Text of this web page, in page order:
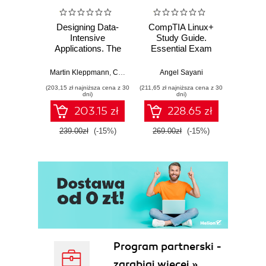
Blocks
Cells
Internal Table Operations
Minor compaction
Major compaction
Splits (Auto-Sharding)
Balancing
Dependencies
Thrift Server
REST Server
Monitoring Tools
Cloudera Manager
Apache Ambari
Designing Data-
Intensive
Applications. The
Reliable, Scalable,
Systems. 2nd
Edition
Martin Kleppmann Chris Riccomini
(203,15 zł najniższa cena z 30
dni)
203.15 zł
239.00zł (-15%)
CompTIA Linux+
Study Guide.
Essential Exam
Angel Sayani
(211,65 zł najniższa cena z 30
dni)
228.65 zł
269.00zł (-15%)
Program partnerski -